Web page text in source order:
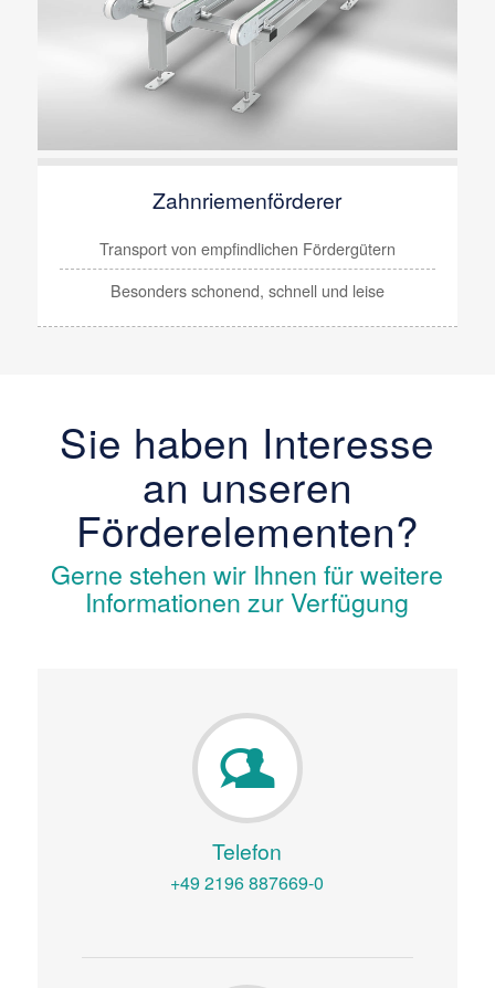
Zahnriemenförderer
Transport von empfindlichen Fördergütern
Besondersschonend, schnell und leise
Sie haben Interesse
an unseren
Förderelementen?
Gerne stehen wir Ihnen für weitere
Informationen zur Verfügung
Telefon
+49 2196 887669-0